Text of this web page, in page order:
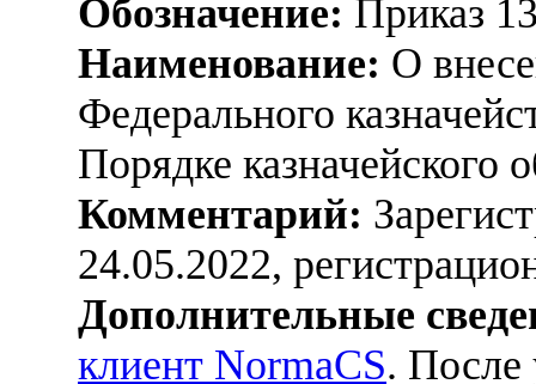
Обозначение: Приказ
Наименование: О
Федерального
Порядке казначейского
Комментарий:
24.05.2022,
Дополнительные
клиент NormaCS. После